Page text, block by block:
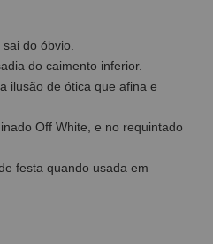
do óbvio.
do caimento inferior.
ilusão de ótica que afina e
Off White, e no requintado
festa quando usada em